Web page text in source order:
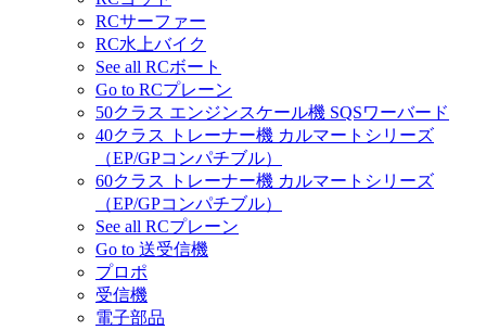
RCサーファー
RC水上バイク
See all RCボート
Go to RCプレーン
50クラス エンジンスケール機 SQSワーバード
40クラス トレーナー機 カルマートシリーズ
（EP/GPコンパチブル）
60クラス トレーナー機 カルマートシリーズ
（EP/GPコンパチブル）
See all RCプレーン
Go to 送受信機
プロポ
受信機
電子部品